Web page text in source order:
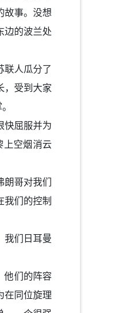
故事。没想
边的波兰处
人瓜分了
，受到大家
屈服并为
上空烟消云
哥对我们
们的控制
我们日耳曼
他们的阵容
在同位旋理